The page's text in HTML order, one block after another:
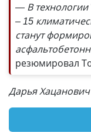
— В технологии
– 15
станут
резюмировал
Дарья Хацанович